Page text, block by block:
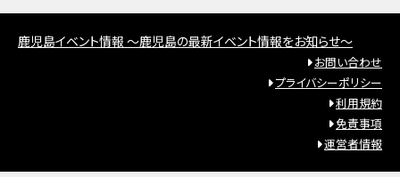
鹿児島イベント情報 ～鹿児島の最新イベント情報をお知らせ～
お問い合わせ
プライバシーポリシー
利用規約
免責事項
運営者情報